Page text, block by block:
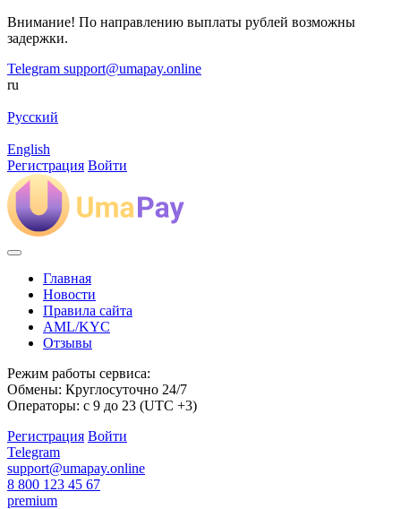
Внимание! По направлению выплаты рублей возможны
задержки.
Telegram support@umapay.online
ru
Русский
English
Регистрация Войти
Главная
Новости
Правила сайта
AML/KYC
Отзывы
Режим работы сервиса:
Обмены: Круглосуточно 24/7
Операторы: с 9 до 23 (UTC +3)
Регистрация Войти
Telegram
support@umapay.online
8 800 123 45 67
premium